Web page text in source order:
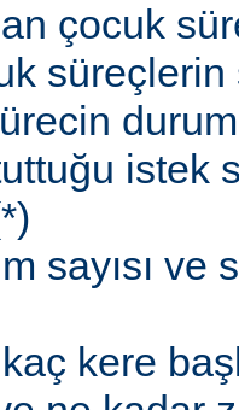
çocuk
süreçlerin
istek
sayısı ve
kere